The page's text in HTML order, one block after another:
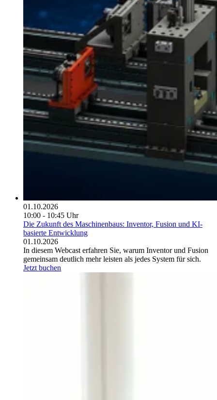
01.10.2026
10:00 - 10:45 Uhr
Die Zukunft des Maschinenbaus: Inventor, Fusion und KI-
basierte Entwicklung
01.10.2026
In diesem Webcast erfahren Sie, warum Inventor und Fusion
gemeinsam deutlich mehr leisten als jedes System für sich.
Jetzt buchen